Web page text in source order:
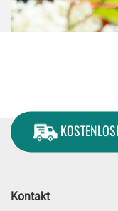
Kontakt